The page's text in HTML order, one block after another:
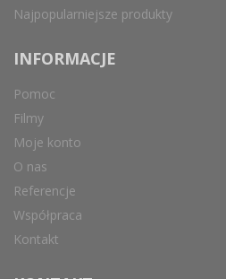
Najpopularniejsze produkty
INFORMACJE
Pomoc
Filmy
Moje konto
O nas
Referencje
Współpraca
Kontakt